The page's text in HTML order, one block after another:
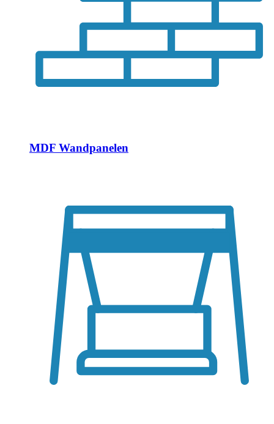
MDF Wandpanelen